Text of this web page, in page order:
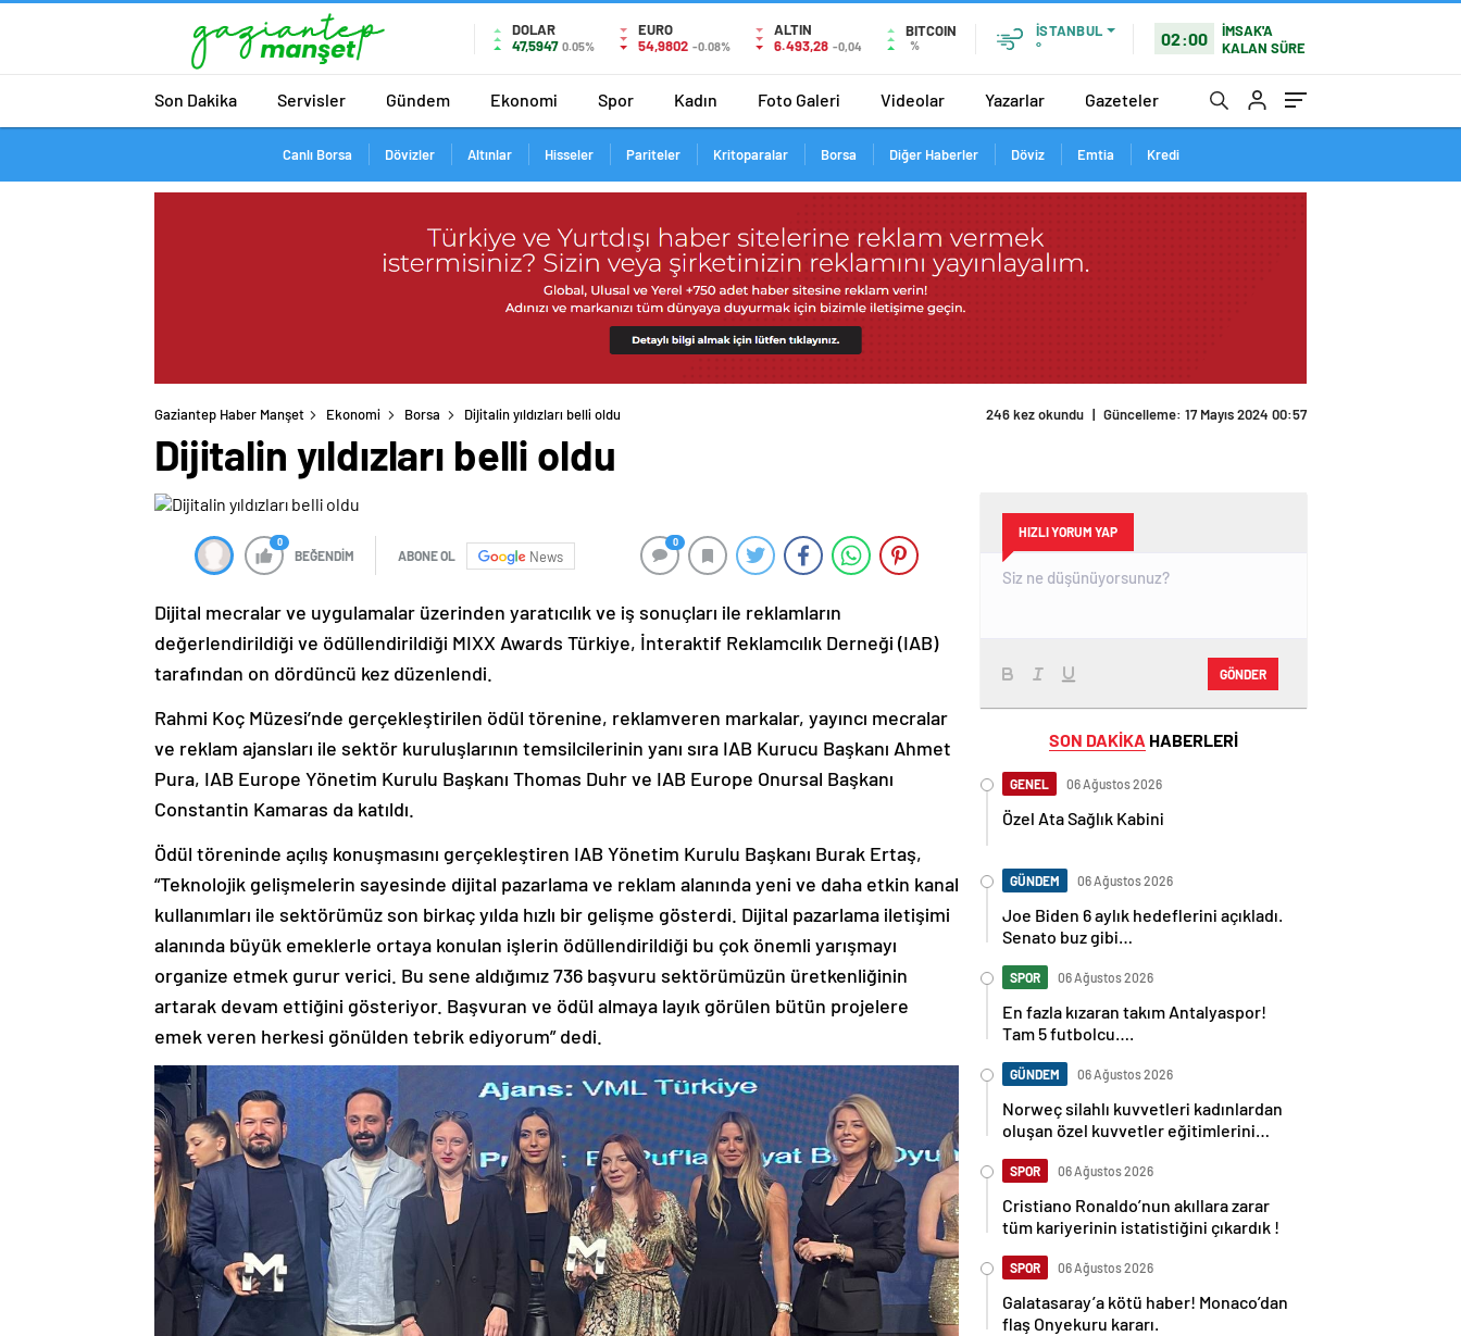
DOLAR
47,5947 0.05%
EURO
54,9802 -0.08%
ALTIN
6.493,28 -0,04
BITCOIN
%
İSTANBUL
°
02:00
İMSAK'A
KALAN SÜRE
Son Dakika Servisler Gündem Ekonomi Spor Kadın Foto Galeri Videolar Yazarlar Gazeteler
Canlı Borsa Dövizler Altınlar Hisseler Pariteler Kritoparalar Borsa Diğer Haberler Döviz Emtia Kredi
Gaziantep Haber Manşet Ekonomi Borsa Dijitalin yıldızları belli oldu 246 kez okundu | Güncelleme: 17 Mayıs 2024 00:57
Dijitalin yıldızları belli oldu
0
BEĞENDİM ABONE OL News
0
Dijital mecralar ve uygulamalar üzerinden yaratıcılık ve iş sonuçları ile reklamların
değerlendirildiği ve ödüllendirildiği MIXX Awards Türkiye, İnteraktif Reklamcılık Derneği (IAB)
tarafından on dördüncü kez düzenlendi.
Rahmi Koç Müzesi’nde gerçekleştirilen ödül törenine, reklamveren markalar, yayıncı mecralar
ve reklam ajansları ile sektör kuruluşlarının temsilcilerinin yanı sıra IAB Kurucu Başkanı Ahmet
Pura, IAB Europe Yönetim Kurulu Başkanı Thomas Duhr ve IAB Europe Onursal Başkanı
Constantin Kamaras da katıldı.
Ödül töreninde açılış konuşmasını gerçekleştiren IAB Yönetim Kurulu Başkanı Burak Ertaş,
“Teknolojik gelişmelerin sayesinde dijital pazarlama ve reklam alanında yeni ve daha etkin kanal
kullanımları ile sektörümüz son birkaç yılda hızlı bir gelişme gösterdi. Dijital pazarlama iletişimi
alanında büyük emeklerle ortaya konulan işlerin ödüllendirildiği bu çok önemli yarışmayı
organize etmek gurur verici. Bu sene aldığımız 736 başvuru sektörümüzün üretkenliğinin
artarak devam ettiğini gösteriyor. Başvuran ve ödül almaya layık görülen bütün projelere
emek veren herkesi gönülden tebrik ediyorum” dedi.
HIZLI YORUM YAP
GÖNDER
SON DAKİKA HABERLERİ
GENEL 06 Ağustos 2026
Özel Ata Sağlık Kabini
GÜNDEM 06 Ağustos 2026
Joe Biden 6 aylık hedeflerini açıkladı.
Senato buz gibi…
SPOR 06 Ağustos 2026
En fazla kızaran takım Antalyaspor!
Tam 5 futbolcu….
GÜNDEM 06 Ağustos 2026
Norweç silahlı kuvvetleri kadınlardan
oluşan özel kuvvetler eğitimlerini
SPOR 06 Ağustos 2026
Cristiano Ronaldo’nun akıllara zarar
tüm kariyerinin istatistiğini çıkardık !
SPOR 06 Ağustos 2026
Galatasaray’a kötü haber! Monaco’dan
flaş Onyekuru kararı.